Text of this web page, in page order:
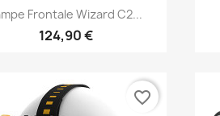
Vorschau
Frontale Wizard C2...
124,90 €
favorite_border